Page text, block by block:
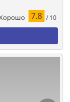
7.8 / 10